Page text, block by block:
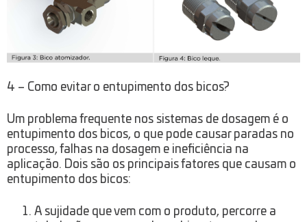
4 – Como evitar o entupimento dos bicos?
Um problema frequente nos sistemas de dosagem é o
entupimento dos bicos, o que pode causar paradas no
processo, falhas na dosagem e ineficiência na
aplicação. Dois são os principais fatores que causam o
entupimento dos bicos:
A sujidade que vem com o produto, percorre a